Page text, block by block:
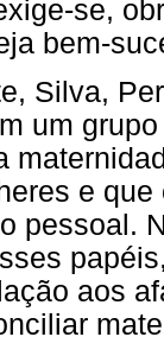
se,
bem-
Silva,
um
e
pessoal.
aos